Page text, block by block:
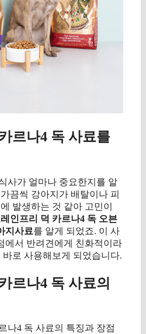
르나4 독 사료를
사가 얼마나 중요한지를 알
끔씩 강아지가 배탈이나 피
발생하는 것 같아 고민이
인프리 덕 카르나4 독 오븐
지사료를 알게 되었죠. 이 사
에서 반려견에게 친화적이라
로 사용해보게 되었습니다.
르나4 독 사료의
나4 독 사료의 특징과 장점